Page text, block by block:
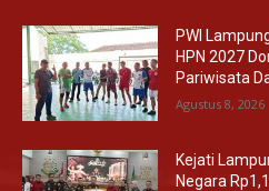
PWI
HPN 2027
Pariwisata
Agustus 8, 2026
Kejati
Negara